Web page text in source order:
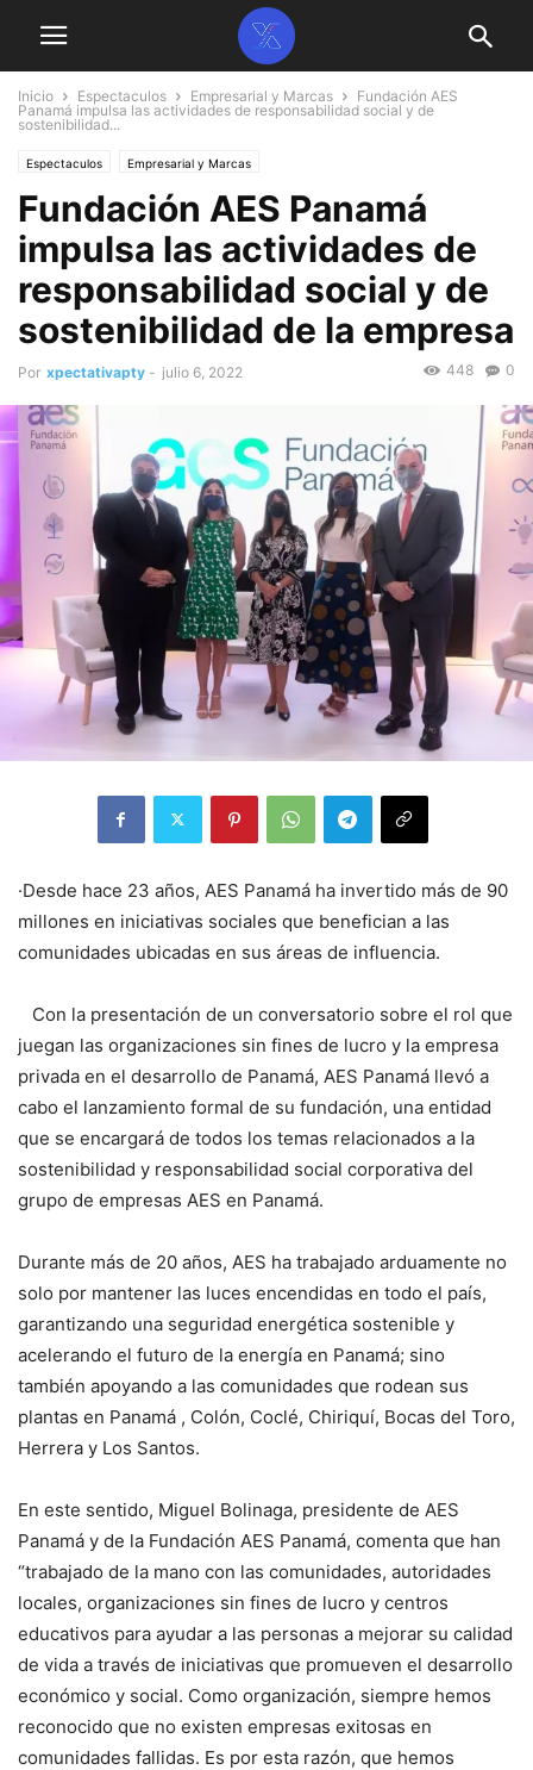
Inicio Espectaculos Empresarial y Marcas
Fundación AES
Panamá impulsa las actividades de responsabilidad social y de
sostenibilidad...
Espectaculos Empresarial y Marcas
Fundación AES Panamá
impulsa las actividades de
responsabilidad social y de
sostenibilidad de la empresa
Por xpectativapty - julio 6, 2022 0
448
·Desde hace 23 años, AES Panamá ha invertido más de 90
millones en iniciativas sociales que benefician a las
comunidades ubicadas en sus áreas de influencia.
Con la presentación de un conversatorio sobre el rol que
juegan las organizaciones sin fines de lucro y la empresa
privada en el desarrollo de Panamá, AES Panamá llevó a
cabo el lanzamiento formal de su fundación, una entidad
que se encargará de todos los temas relacionados a la
sostenibilidad y responsabilidad social corporativa del
grupo de empresas AES en Panamá.
Durante más de 20 años, AES ha trabajado arduamente no
solo por mantener las luces encendidas en todo el país,
garantizando una seguridad energética sostenible y
acelerando el futuro de la energía en Panamá; sino
también apoyando a las comunidades que rodean sus
plantas en Panamá , Colón, Coclé, Chiriquí, Bocas del Toro,
Herrera y Los Santos.
En este sentido, Miguel Bolinaga, presidente de AES
Panamá y de la Fundación AES Panamá, comenta que han
“trabajado de la mano con las comunidades, autoridades
locales, organizaciones sin fines de lucro y centros
educativos para ayudar a las personas a mejorar su calidad
de vida a través de iniciativas que promueven el desarrollo
económico y social. Como organización, siempre hemos
reconocido que no existen empresas exitosas en
comunidades fallidas. Es por esta razón, que hemos